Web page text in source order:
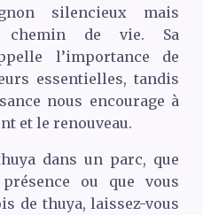
silencieux mais
chemin de vie. Sa
l’importance de
essentielles, tandis
nous encourage à
et le renouveau.
dans un parc, que
ou que vous
de thuya, laissez-vous